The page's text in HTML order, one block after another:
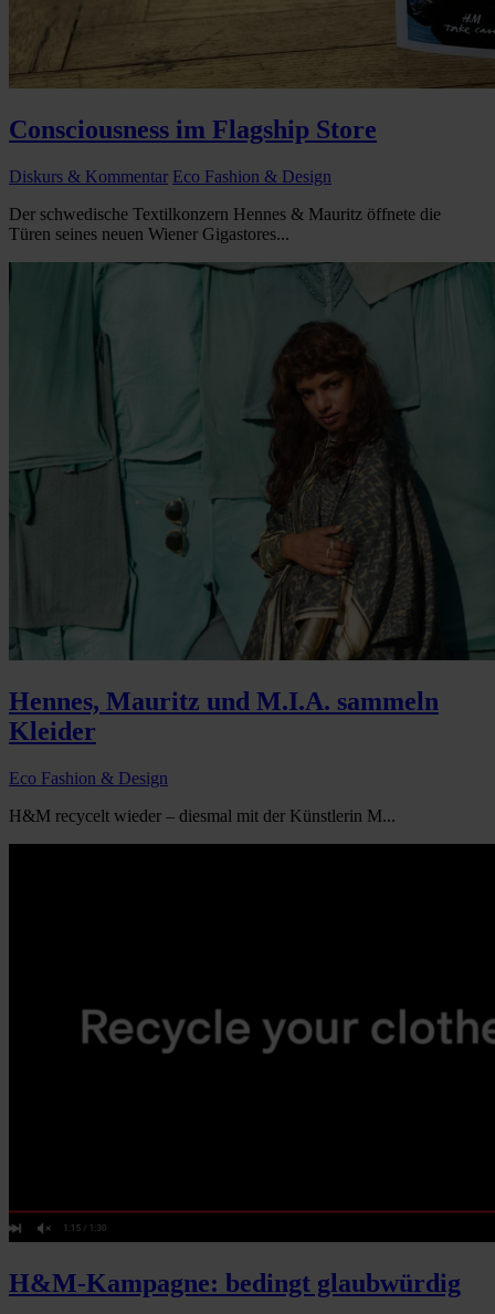
Consciousness im Flagship Store
Diskurs & Kommentar Eco Fashion & Design
Der schwedische Textilkonzern Hennes & Mauritz öffnete die
Türen seines neuen Wiener Gigastores...
Hennes, Mauritz und M.I.A. sammeln
Kleider
Eco Fashion & Design
H&M recycelt wieder – diesmal mit der Künstlerin M...
H&M-Kampagne: bedingt glaubwürdig